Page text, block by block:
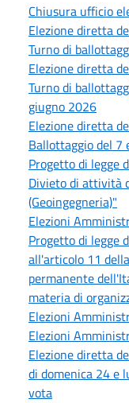
Chiusura ufficio
Elezione diretta
Turno di
Elezione diretta
Turno di
giugno 2026
Elezione diretta
Ballottaggio del 7
Progetto di legge
Divieto di attività
(Geoingegneria)"
Elezioni
Progetto di legge
all'articolo 11
permanente
materia di
Elezioni
Elezioni
Elezione diretta
di domenica 24 e
vota